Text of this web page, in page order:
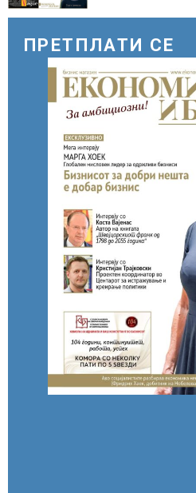
ПРЕТПЛАТИ СЕ